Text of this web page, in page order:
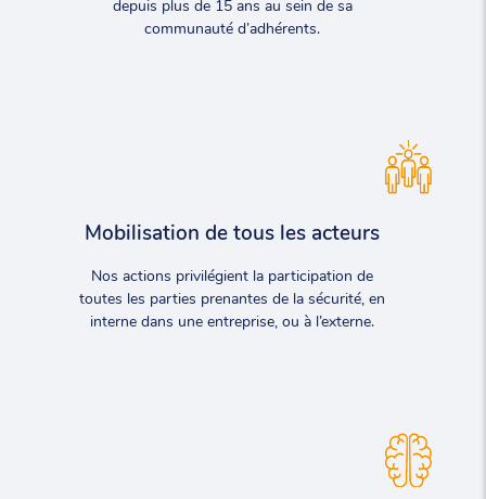
depuis plus de 15 ans au sein de sa
communauté d’adhérents.
Mobilisation de tous les acteurs
Nos actions privilégient la participation de
toutes les parties prenantes de la sécurité, en
interne dans une entreprise, ou à l’externe.